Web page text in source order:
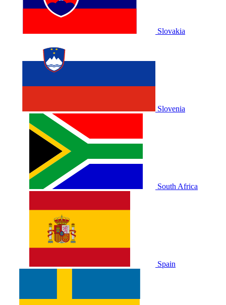
Slovakia
Slovenia
South Africa
Spain